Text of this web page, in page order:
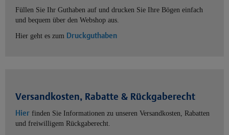
Füllen Sie Ihr Guthaben auf und drucken Sie Ihre Bögen einfach
und bequem über den Webshop aus.
Hier geht es zum Druckguthaben
Versandkosten, Rabatte & Rückgaberecht
Hier finden Sie Informationen zu unseren Versandkosten, Rabatten
und freiwilligem Rückgaberecht.